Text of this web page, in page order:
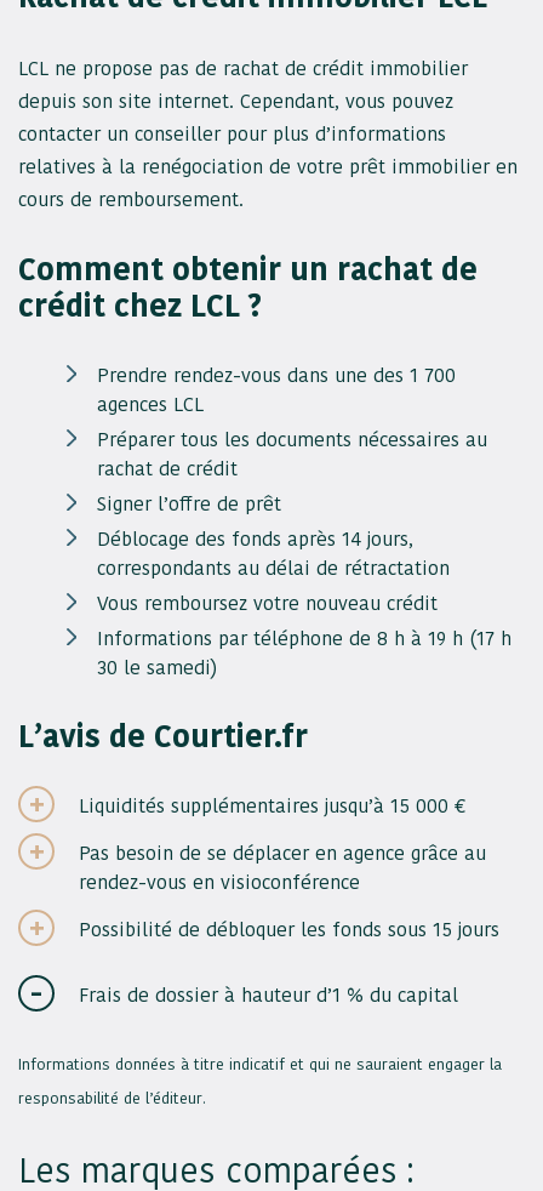
LCL ne propose pas de rachat de crédit immobilier
depuis son site internet. Cependant, vous pouvez
contacter un conseiller pour plus d’informations
relatives à la renégociation de votre prêt immobilier en
cours de remboursement.
Comment obtenir un rachat de
crédit chez LCL ?
Prendre rendez-vous dans une des 1 700
agences LCL
Préparer tous les documents nécessaires au
rachat de crédit
Signer l’offre de prêt
Déblocage des fonds après 14 jours,
correspondants au délai de rétractation
Vous remboursez votre nouveau crédit
Informations par téléphone de 8 h à 19 h (17 h
30 le samedi)
L’avis de Courtier.fr
Liquidités supplémentaires jusqu’à 15 000 €
Pas besoin de se déplacer en agence grâce au
rendez-vous en visioconférence
Possibilité de débloquer les fonds sous 15 jours
Frais de dossier à hauteur d’1 % du capital
Informations données à titre indicatif et qui ne sauraient engager la
responsabilité de l’éditeur.
Les marques comparées :